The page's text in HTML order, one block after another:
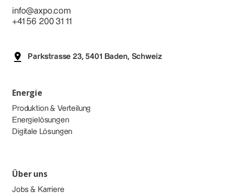
info@axpo.com
+41 56 200 31 11
Parkstrasse 23, 5401 Baden, Schweiz
Energie
Produktion & Verteilung
Energielösungen
Digitale Lösungen
Über uns
Jobs & Karriere